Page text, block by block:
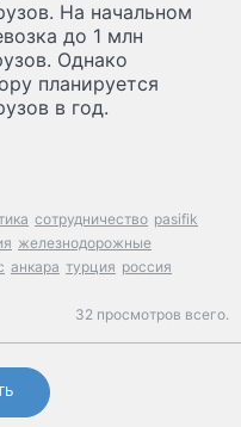
На начальном
до 1 млн
Однако
планируется
в год.
сотрудничество pasifik
железнодорожные
анкара турция россия
32 просмотров всего.